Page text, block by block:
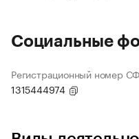
Социальные
Регистрационный номер
1315444974